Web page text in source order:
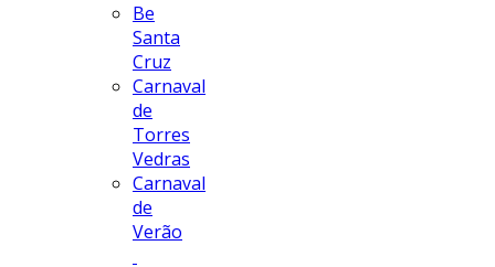
Be
Santa
Cruz
Carnaval
de
Torres
Vedras
Carnaval
de
Verão